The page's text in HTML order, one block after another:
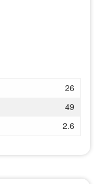
26
49
2.6